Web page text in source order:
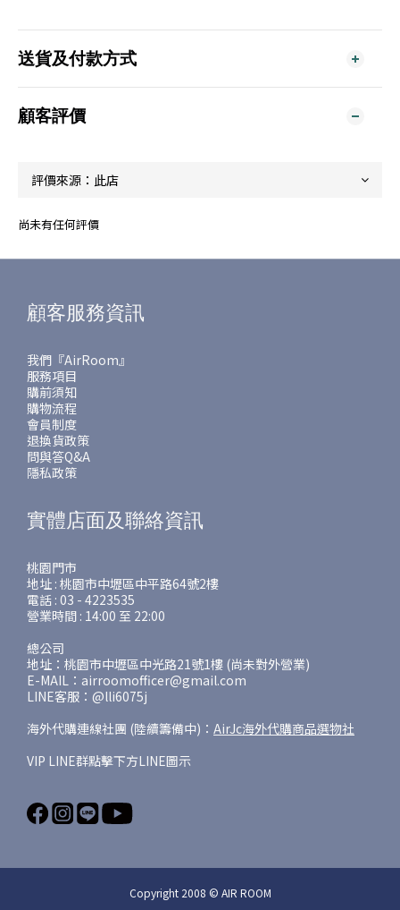
送貨及付款方式
顧客評價
尚未有任何評價
顧客服務資訊
我們『AirRoom』
服務項目
購前須知
購物流程
會員制度
退換貨政策
問與答Q&A
隱私政策
實體店面及聯絡資訊
桃園門市
地址 : 桃園市中壢區中平路64號2樓
電話 : 03 - 4223535
營業時間 : 14:00 至 22:00
總公司
地址：桃園市中壢區中光路21號1樓 (尚未對外營業)
E-MAIL：airroomofficer@gmail.com
LINE客服：@lli6075j
海外代購連線社團 (陸續籌備中)： AirJc海外代購商品選物社
VIP LINE群點擊下方LINE圖示
Copyright 2008 © AIR ROOM